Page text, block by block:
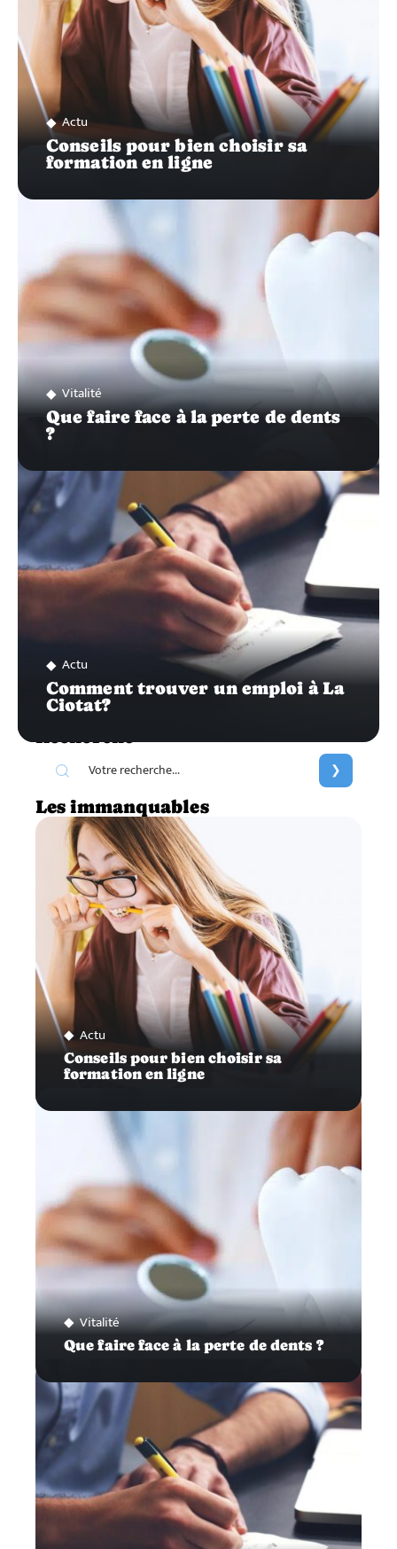
Actu
Conseils pour bien choisir sa
formation en ligne
Vitalité
Que faire face à la perte de dents
?
Actu
Comment trouver un emploi à La
Ciotat?
Recherche
Les immanquables
Actu
Conseils pour bien choisir sa
formation en ligne
Vitalité
Que faire face à la perte de dents ?